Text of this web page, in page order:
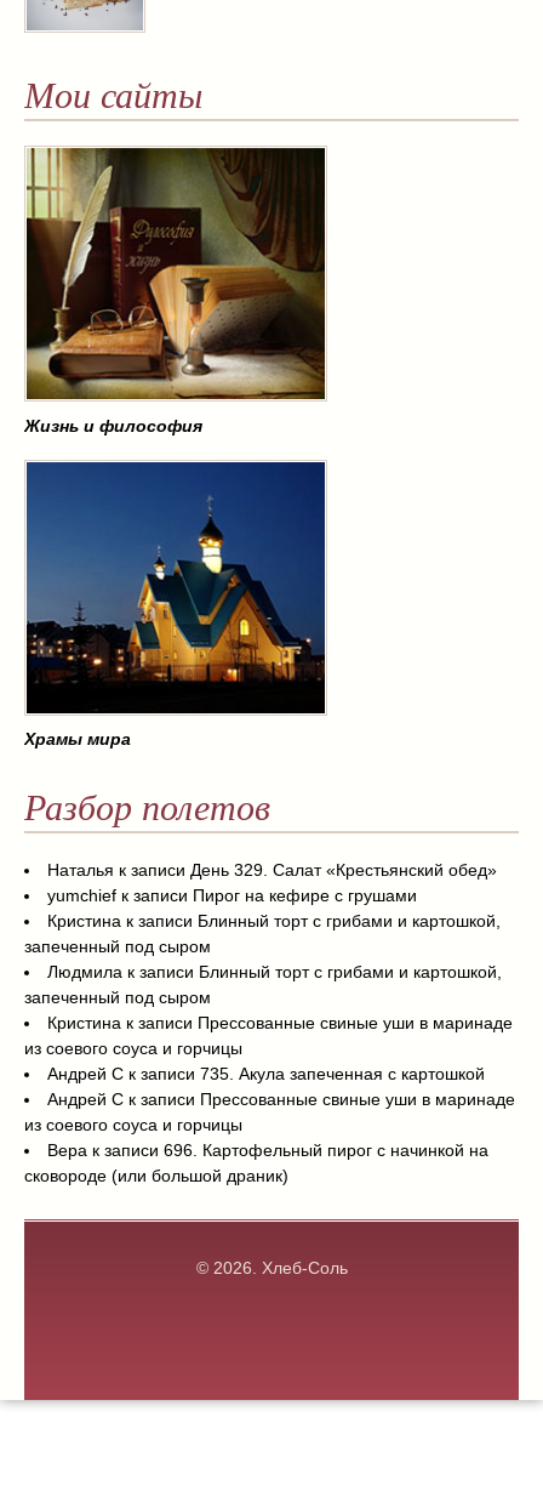
Мои сайты
Жизнь и философия
Храмы мира
Разбор полетов
Наталья к записи День 329. Салат «Крестьянский обед»
yumchief к записи Пирог на кефире с грушами
Кристина к записи Блинный торт с грибами и картошкой,
запеченный под сыром
Людмила к записи Блинный торт с грибами и картошкой,
запеченный под сыром
Кристина к записи Прессованные свиные уши в маринаде
из соевого соуса и горчицы
Андрей С к записи 735. Акула запеченная с картошкой
Андрей С к записи Прессованные свиные уши в маринаде
из соевого соуса и горчицы
Вера к записи 696. Картофельный пирог с начинкой на
сковороде (или большой драник)
© 2026. Хлеб-Соль